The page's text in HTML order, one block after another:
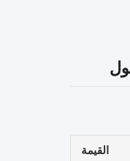
القيمة